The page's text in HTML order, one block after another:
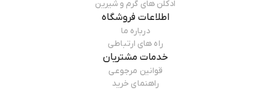
ادکلن های گرم و شیرین
اطلاعات فروشگاه
درباره ما
راه های ارتباطی
خدمات مشتریان
قوانین مرجوعی
راهنمای خرید